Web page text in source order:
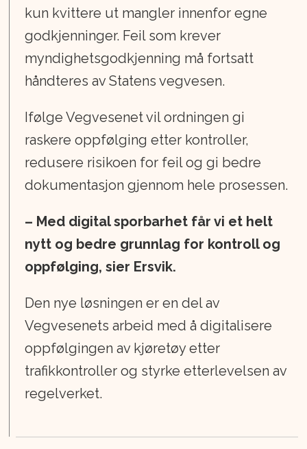
kun kvittere ut mangler innenfor egne
godkjenninger. Feil som krever
myndighetsgodkjenning må fortsatt
håndteres av Statens vegvesen.
Ifølge Vegvesenet vil ordningen gi
raskere oppfølging etter kontroller,
redusere risikoen for feil og gi bedre
dokumentasjon gjennom hele prosessen.
– Med digital sporbarhet får vi et helt
nytt og bedre grunnlag for kontroll og
oppfølging, sier Ersvik.
Den nye løsningen er en del av
Vegvesenets arbeid med å digitalisere
oppfølgingen av kjøretøy etter
trafikkontroller og styrke etterlevelsen av
regelverket.